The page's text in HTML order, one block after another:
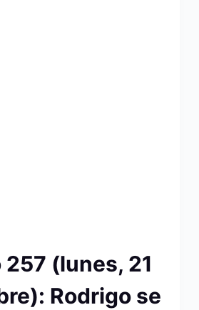
(lunes, 21
Rodrigo se